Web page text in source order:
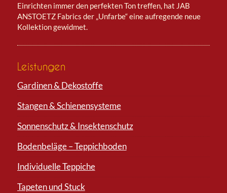
Einrichten immer den perfekten Ton treffen, hat JAB
ANSTOETZ Fabrics der „Unfarbe“ eine aufregende neue
Kollektion gewidmet.
Leistungen
Gardinen & Dekostoffe
Stangen & Schienensysteme
Sonnenschutz & Insektenschutz
Bodenbeläge – Teppichboden
Individuelle Teppiche
Tapeten und Stuck